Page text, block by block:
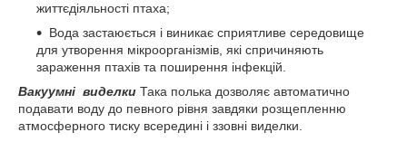
життєдіяльності птаха;
Вода застаюється і виникає сприятливе середовище
для утворення мікроорганізмів, які спричиняють
зараження птахів та поширення інфекцій.
Вакуумні виделки Така полька дозволяє автоматично
подавати воду до певного рівня завдяки розщепленню
атмосферного тиску всередині і ззовні виделки.